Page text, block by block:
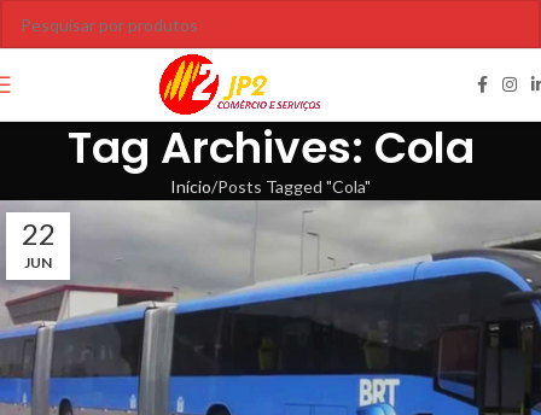
Tag Archives: Cola
Início Posts Tagged "Cola"
22
JUN